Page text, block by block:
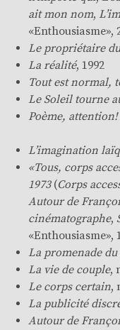
ait mon nom,
«Enthousiasme»,
Le propriétaire
La réalité, 1992
Tout est normal,
Le Soleil tourne
Poème, attention!
L’imagination
«Tous, corps
1973 (Corps
Autour de
cinématographe,
«Enthousiasme»,
La promenade
La vie de couple,
Le corps certain,
La publicité
Autour de